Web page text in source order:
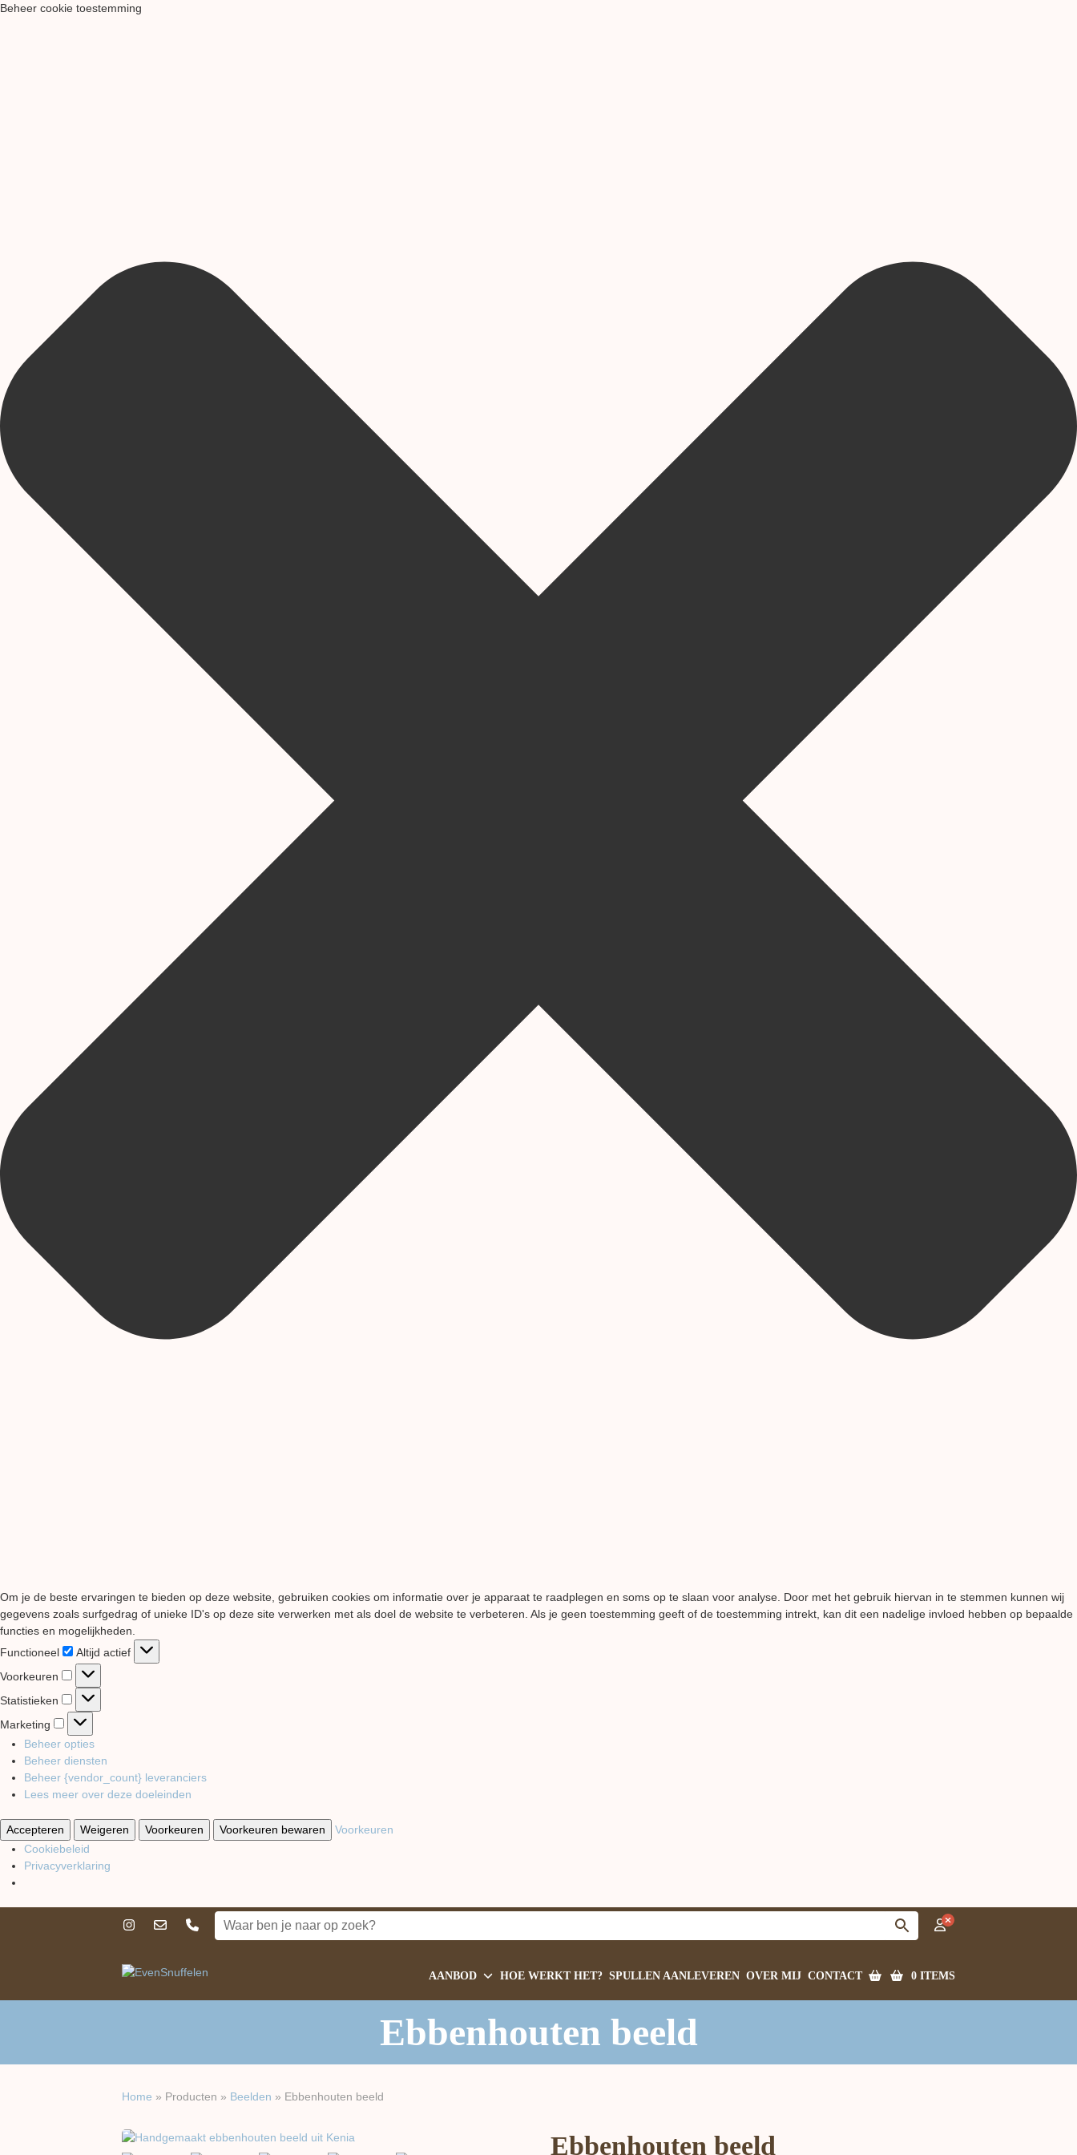
Beheer cookie toestemming
Om je de beste ervaringen te bieden op deze website, gebruiken cookies om informatie over je apparaat te raadplegen en soms op te slaan voor analyse. Door met het gebruik hiervan in te stemmen kunnen wij
gegevens zoals surfgedrag of unieke ID's op deze site verwerken met als doel de website te verbeteren. Als je geen toestemming geeft of de toestemming intrekt, kan dit een nadelige invloed hebben op bepaalde
functies en mogelijkheden.
Functioneel
Functioneel
Altijd actief
Voorkeuren
Voorkeuren
Statistieken Statistieken
Marketing
Marketing
Beheer opties
Beheer diensten
Beheer {vendor_count} leveranciers
Lees meer over deze doeleinden
Accepteren Weigeren Voorkeuren Voorkeuren bewaren
Voorkeuren
Cookiebeleid
Privacyverklaring
AANBOD HOE WERKT HET? SPULLEN AANLEVEREN OVER MIJ CONTACT 0 ITEMS
Ebbenhouten beeld
Home » Producten » Beelden » Ebbenhouten beeld
Ebbenhouten beeld